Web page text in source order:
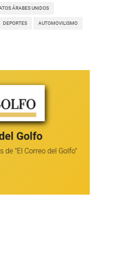
ÁRABES UNIDOS
DEPORTES AUTOMOVILISMO